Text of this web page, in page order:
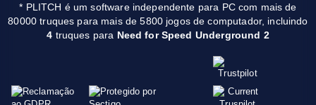
* PLITCH é um software independente para PC com mais de
80000 truques para mais de 5800 jogos de computador, incluindo
4 truques para Need for Speed Underground 2